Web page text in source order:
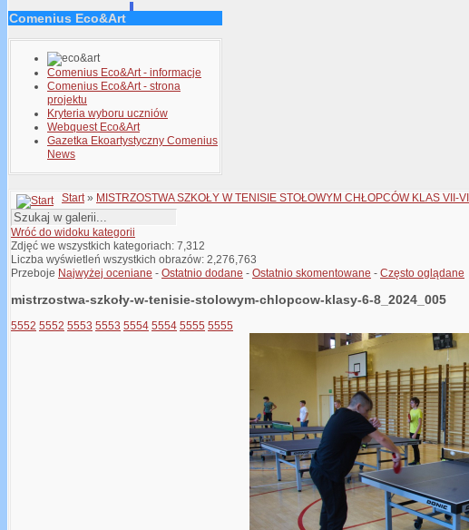
Comenius Eco&Art
Comenius Eco&Art - informacje
Comenius Eco&Art - strona
projektu
Kryteria wyboru uczniów
Webquest Eco&Art
Gazetka Ekoartystyczny Comenius
News
Start» MISTRZOSTWA SZKOŁY W TENISIE STOŁOWYM CHŁOPCÓW KLAS VII-VIII
Wróć do widoku kategorii
Zdjęć we wszystkich kategoriach: 7,312
Liczba wyświetleń wszystkich obrazów: 2,276,763
Przeboje Najwyżej oceniane - Ostatnio dodane - Ostatnio skomentowane - Często oglądane
mistrzostwa-szkoły-w-tenisie-stolowym-chlopcow-klasy-6-8_2024_005
5552 5552 5553 5553 5554 5554 5555 5555